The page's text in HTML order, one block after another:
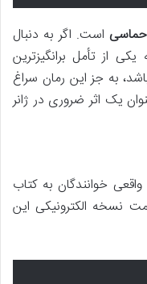
حماسیاست. اگر به دنبال
از تأمل برانگیزترین
به جز این رمان سراغ
یک اثر ضروری در ژانر
خوانندگان به کتاب
نسخه الکترونیکی این